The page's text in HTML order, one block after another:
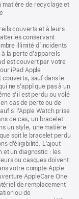
matière de recyclage et
couverts et à leurs
conservant
illimité d’incidents
la perte d’appareils
est couvert par votre
iPad Apple
couverts, sauf dans le
ne s’applique pas à un
s’il est perdu ou volé
cas de perte ou de
si l’Apple Watch prise
ce cas, un bracelet
un style, une matière
soit le bracelet perdu
d’éligibilité. L’ajout
et un diagnostic : les
ou casques doivent
votre compte Apple
AppleCare One
de remplacement
ou de